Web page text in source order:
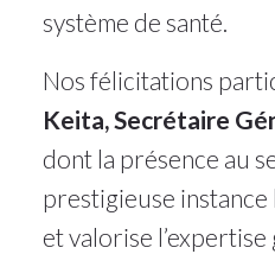
système de santé.
Nos félicitations
Keita, Secrétaire
dont la présence au
prestigieuse
et valorise